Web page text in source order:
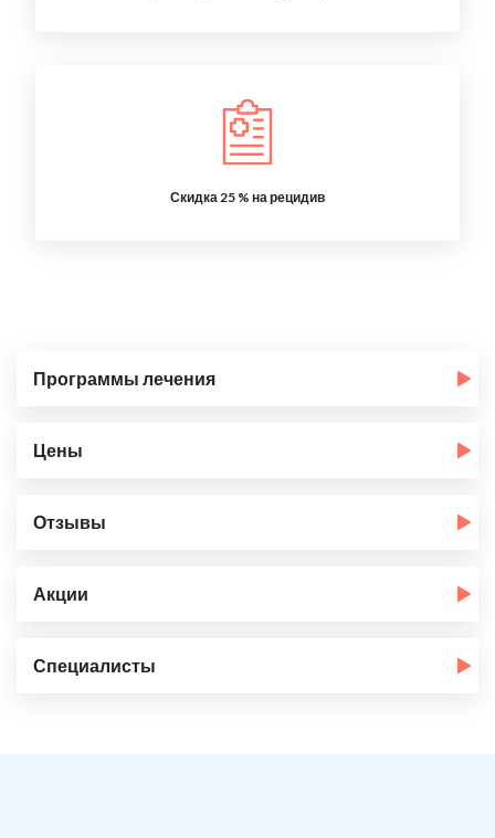
Скидка 25 % на рецидив
Программы лечения
Цены
Отзывы
Акции
Специалисты